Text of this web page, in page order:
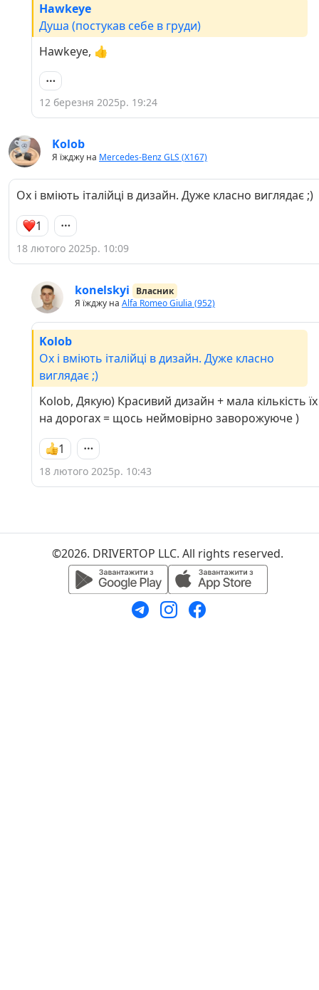
Hawkeye
Душа (постукав себе в груди)
Hawkeye, 👍
12 березня 2025р. 19:24
Kolob
Я їжджу на Mercedes-Benz GLS (X167)
Ох і вміють італійці в дизайн. Дуже класно виглядає ;)
1
18 лютого 2025р. 10:09
konelskyi
Власник
Я їжджу на Alfa Romeo Giulia (952)
Kolob
Ох і вміють італійці в дизайн. Дуже класно
виглядає ;)
Kolob, Дякую) Красивий дизайн + мала кількість їх
на дорогах = щось неймовірно заворожуюче )
1
18 лютого 2025р. 10:43
©2026. DRIVERTOP LLC. All rights reserved.